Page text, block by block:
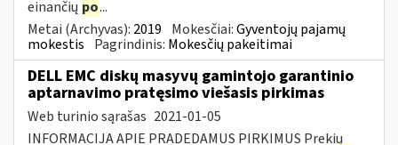
einančių po...
Metai (Archyvas): 2019 Mokesčiai:Gyventojų pajamų
mokestis Pagrindinis: Mokesčių pakeitimai
DELL EMC diskų masyvų gamintojo garantinio
aptarnavimo pratęsimo viešasis pirkimas
Web turinio sąrašas 2021-01-05
INFORMACIJA APIE PRADEDAMUS PIRKIMUS Prekių